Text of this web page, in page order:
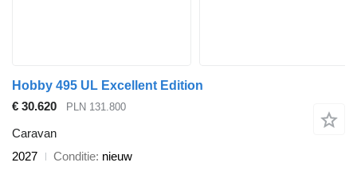
Hobby 495 UL Excellent Edition
€ 30.620
PLN 131.800
Caravan
2027
Conditie nieuw